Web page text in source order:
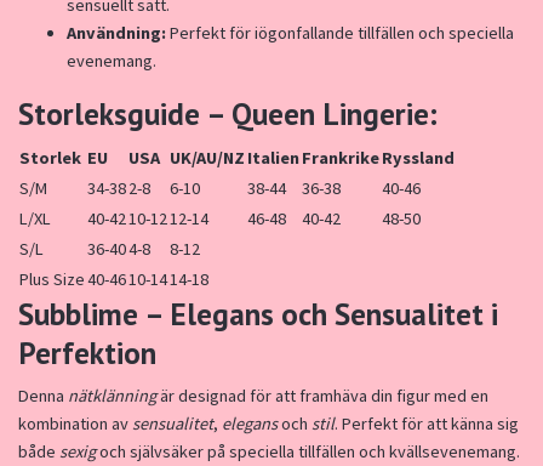
sensuellt sätt.
Användning:Perfekt för iögonfallande tillfällen och speciella
evenemang.
Storleksguide – Queen Lingerie:
Storlek EU USA UK/AU/NZ ItalienFrankrikeRyssland
S/M
34-382-8 6-10 38-44 36-38
40-46
L/XL
40-4210-1212-14 46-48 40-42
48-50
S/L
36-404-8
8-12
Plus Size40-4610-1414-18
Subblime – Elegans och Sensualitet i
Perfektion
Denna nätklänningär designad för att framhäva din figur med en
kombination av sensualitet, elegansoch stil. Perfekt för att känna sig
både sexigoch självsäker på speciella tillfällen och kvällsevenemang.